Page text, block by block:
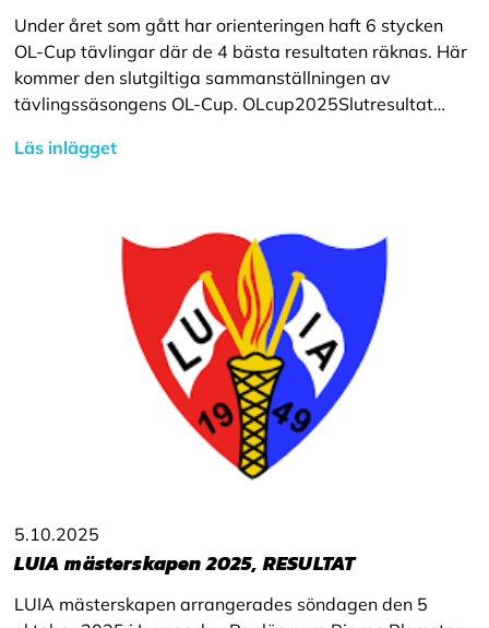
Under året som gått har orienteringen haft 6 stycken
OL-Cup tävlingar där de 4 bästa resultaten räknas. Här
kommer den slutgiltiga sammanställningen av
tävlingssäsongens OL-Cup. OLcup2025Slutresultat…
Läs inlägget
5.10.2025
LUIA mästerskapen 2025, RESULTAT
LUIA mästerskapen arrangerades söndagen den 5